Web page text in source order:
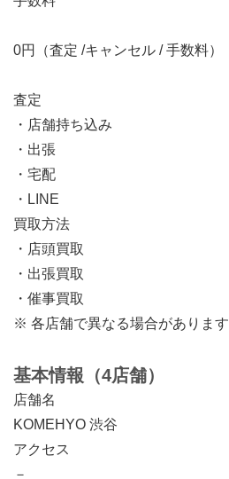
0円（査定 /キャンセル / 手数料）
査定
・店舗持ち込み
・出張
・宅配
・LINE
買取方法
・店頭買取
・出張買取
・催事買取
※ 各店舗で異なる場合があります
基本情報（4店舗）
店舗名
KOMEHYO 渋谷
アクセス
－